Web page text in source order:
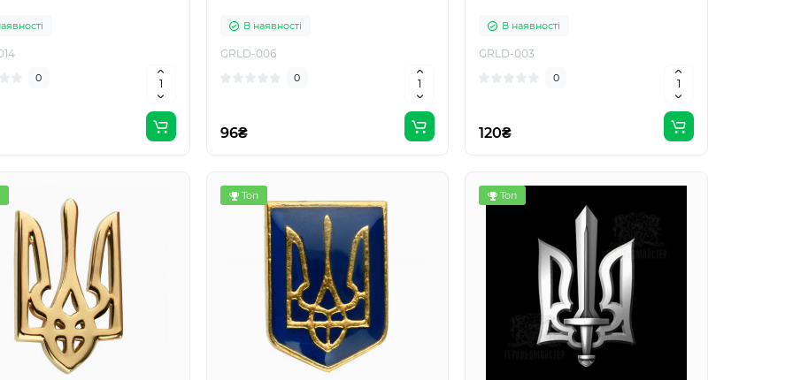
0
В наявності
GRLD-006
0
96₴
В наявності
GRLD-003
0
120₴
Топ Топ